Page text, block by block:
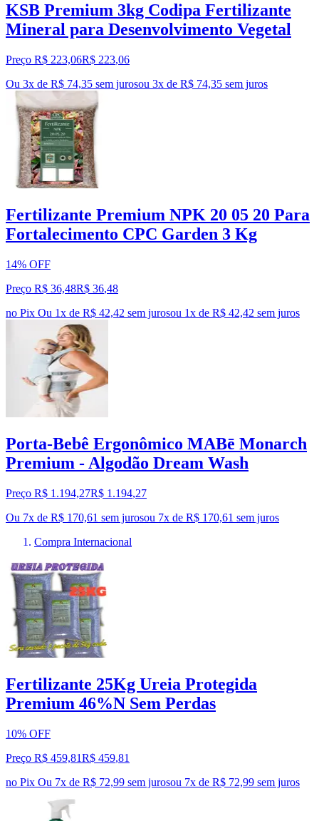
KSB Premium 3kg Codipa Fertilizante
Mineral para Desenvolvimento Vegetal
Preço R$ 223,06R$ 223,06
Ou 3x de R$ 74,35 sem jurosou 3x de R$ 74,35 sem juros
Fertilizante Premium NPK 20 05 20 Para
Fortalecimento CPC Garden 3 Kg
14% OFF
Preço R$ 36,48R$ 36,48
no Pix Ou 1x de R$ 42,42 sem jurosou 1x de R$ 42,42 sem juros
Porta-Bebê Ergonômico MABē Monarch
Premium - Algodão Dream Wash
Preço R$ 1.194,27R$ 1.194,27
Ou 7x de R$ 170,61 sem jurosou 7x de R$ 170,61 sem juros
Compra Internacional
Fertilizante 25Kg Ureia Protegida
Premium 46%N Sem Perdas
10% OFF
Preço R$ 459,81R$ 459,81
no Pix Ou 7x de R$ 72,99 sem jurosou 7x de R$ 72,99 sem juros